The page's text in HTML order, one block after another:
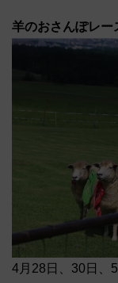
羊のおさんぽレー
4月28日、30日、